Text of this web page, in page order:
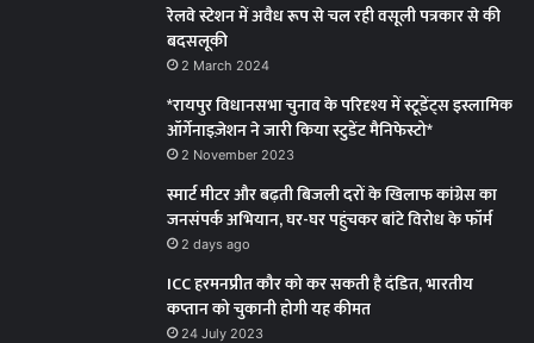
रेलवे स्टेशन में अवैध रूप से चल रही वसूली पत्रकार से की
बदसलूकी
2 March 2024
*रायपुर विधानसभा चुनाव के परिदृश्य में स्टूडेंट्स इस्लामिक
ऑर्गेनाइज़ेशन ने जारी किया स्टुडेंट मैनिफेस्टो*
2 November 2023
स्मार्ट मीटर और बढ़ती बिजली दरों के खिलाफ कांग्रेस का
जनसंपर्क अभियान, घर-घर पहुंचकर बांटे विरोध के फॉर्म
2 days ago
ICC हरमनप्रीत कौर को कर सकती है दंडित, भारतीय
कप्तान को चुकानी होगी यह कीमत
24 July 2023